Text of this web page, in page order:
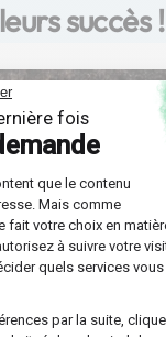
leurs succès !